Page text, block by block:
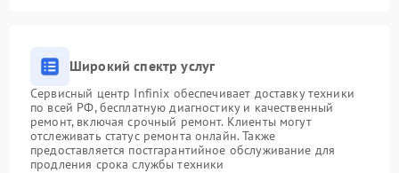
Широкий спектр услуг
Сервисный центр Infinix обеспечивает доставку техники
по всей РФ, бесплатную диагностику и качественный
ремонт, включая срочный ремонт. Клиенты могут
отслеживать статус ремонта онлайн. Также
предоставляется постгарантийное обслуживание для
продления срока службы техники